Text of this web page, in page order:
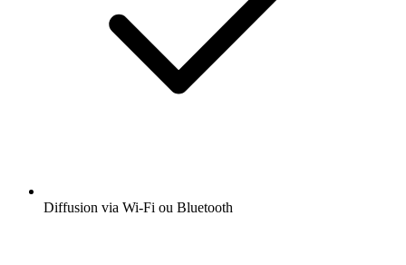
Diffusion via Wi-Fi ou Bluetooth